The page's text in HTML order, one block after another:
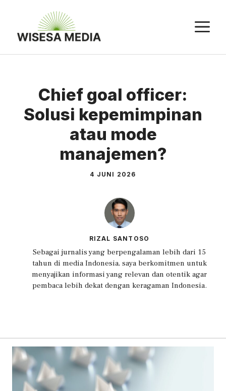
Chief goal officer:
Solusi kepemimpinan
atau mode
manajemen?
4 JUNI 2026
RIZAL SANTOSO
Sebagai jurnalis yang berpengalaman lebih dari 15
tahun di media Indonesia, saya berkomitmen untuk
menyajikan informasi yang relevan dan otentik agar
pembaca lebih dekat dengan keragaman Indonesia.